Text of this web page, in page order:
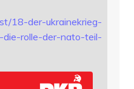
18-der-ukrainekrieg-
rolle-der-nato-teil-